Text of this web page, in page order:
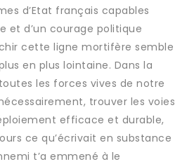
d’Etat français capables
et d’un courage politique
cette ligne mortifère semble
en plus lointaine. Dans la
les forces vives de notre
trouver les voies
efficace et durable,
ce qu’écrivait en substance
t’a emmené à le